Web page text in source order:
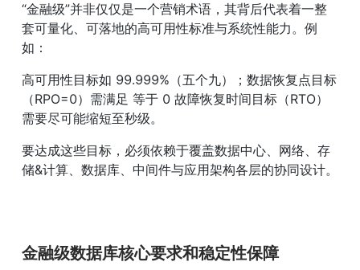
“金融级”并非仅仅是一个营销术语，其背后代表着一整
套可量化、可落地的高可用性标准与系统性能力。例
如：
高可用性目标如 99.999%（五个九）
；数据恢复点目标
（RPO=0）需满足 等于 0 故障恢复时间目标（RTO）
需要尽可能缩短至秒级。
要达成这些目标，必须依赖于覆盖数据中心、网络、存
储&计算、数据库、中间件与应用架构各层的协同设计。
金融级数据库核心要求和稳定性保障